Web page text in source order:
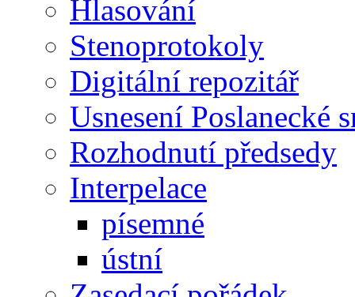
Hlasování
Stenoprotokoly
Digitální repozitář
Usnesení Poslanecké
Rozhodnutí předsedy
Interpelace
písemné
ústní